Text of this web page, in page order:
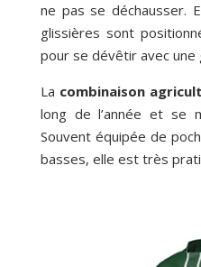
ne pas se déchausser.
glissières sont
pour se dévêtir avec une
La combinaison
long de l’année et se
Souvent équipée de
basses, elle est très